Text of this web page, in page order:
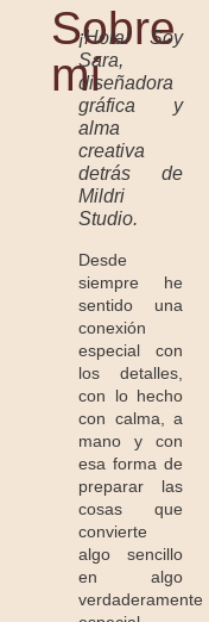
Sobre
mí
¡Hola! Soy
Sara,
diseñadora
gráfica y
alma
creativa
detrás de
Mildri
Studio.
Desde
siempre he
sentido una
conexión
especial con
los detalles,
con lo hecho
con calma, a
mano y con
esa forma de
preparar las
cosas que
convierte
algo sencillo
en algo
verdaderamente